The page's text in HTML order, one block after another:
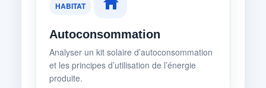
HABITAT
Autoconsommation
Analyser un kit solaire d’autoconsommation
et les principes d’utilisation de l’énergie
produite.